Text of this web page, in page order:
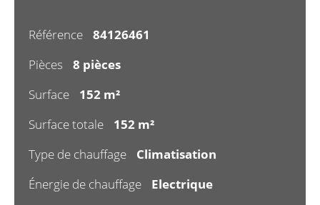
Référence
84126461
Pièces
8 pièces
Surface
152 m²
Surface totale
152 m²
Type de chauffage
Climatisation
Énergie de chauffage
Electrique